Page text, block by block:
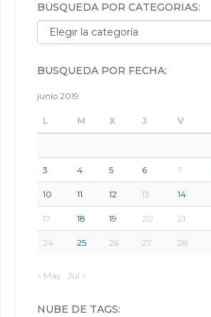
BÚSQUEDA POR CATEGORÍAS:
Búsqueda por categorías:
BÚSQUEDA POR FECHA:
junio 2019
L M X J V
3 4 5 6 7
10 11 12 13 14
17 18 19 20 21
24 25 26 27 28
« May Jul »
NUBE DE TAGS: